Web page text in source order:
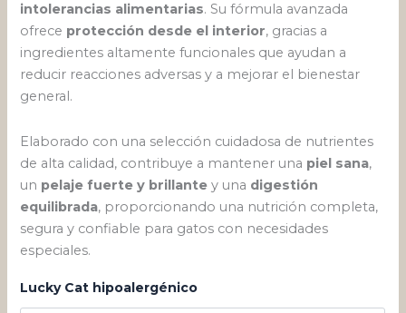
intolerancias alimentarias. Su fórmula avanzada
ofrece protección desde el interior, gracias a
ingredientes altamente funcionales que ayudan a
reducir reacciones adversas y a mejorar el bienestar
general.
Elaborado con una selección cuidadosa de nutrientes
de alta calidad, contribuye a mantener una piel sana,
un pelaje fuerte y brillante y una digestión
equilibrada, proporcionando una nutrición completa,
segura y confiable para gatos con necesidades
especiales.
Lucky Cat hipoalergénico